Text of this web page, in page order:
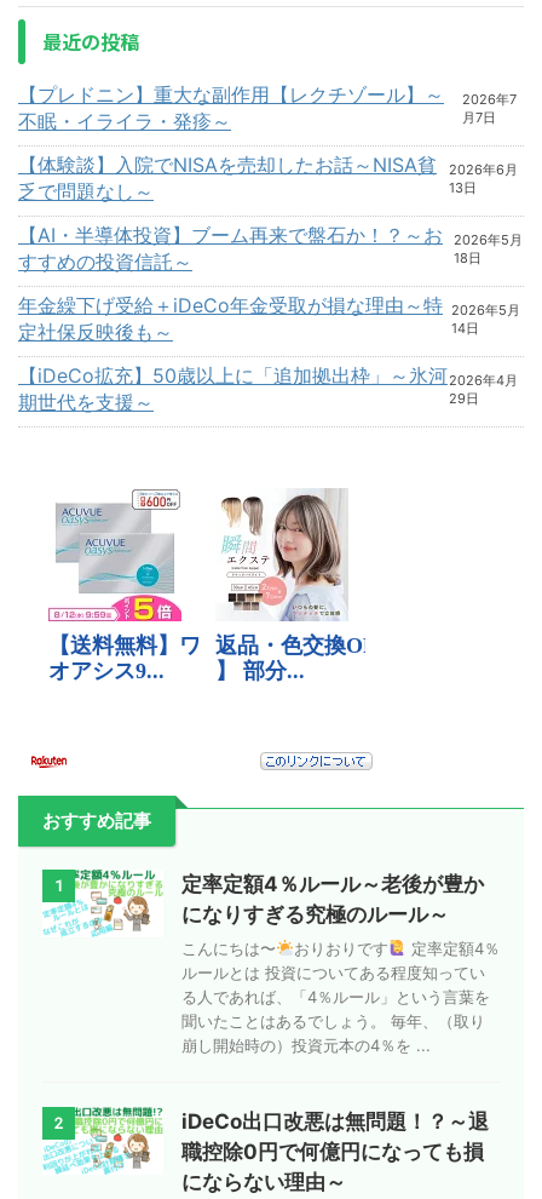
最近の投稿
【プレドニン】重大な副作用【レクチゾール】～
不眠・イライラ・発疹～
2026年7
月7日
【体験談】入院でNISAを売却したお話～NISA貧
乏で問題なし～
2026年6月
13日
【AI・半導体投資】ブーム再来で盤石か！？～お
すすめの投資信託～
2026年5月
18日
年金繰下げ受給＋iDeCo年金受取が損な理由～特
定社保反映後も～
2026年5月
14日
【iDeCo拡充】50歳以上に「追加拠出枠」～氷河
期世代を支援～
2026年4月
29日
おすすめ記事
1
定率定額4％ルール～老後が豊か
になりすぎる究極のルール～
こんにちは〜 おりおりです
定率定額4％
ルールとは 投資についてある程度知ってい
る人であれば、「4％ルール」という言葉を
聞いたことはあるでしょう。 毎年、（取り
崩し開始時の）投資元本の4％を ...
2
iDeCo出口改悪は無問題！？～退
職控除0円で何億円になっても損
にならない理由～